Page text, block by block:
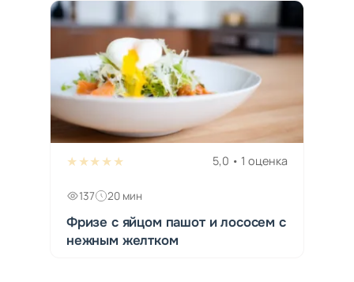
★★★★★ 5,0 • 1 оценка
137 20 мин
Фризе с яйцом пашот и лососем с
нежным желтком